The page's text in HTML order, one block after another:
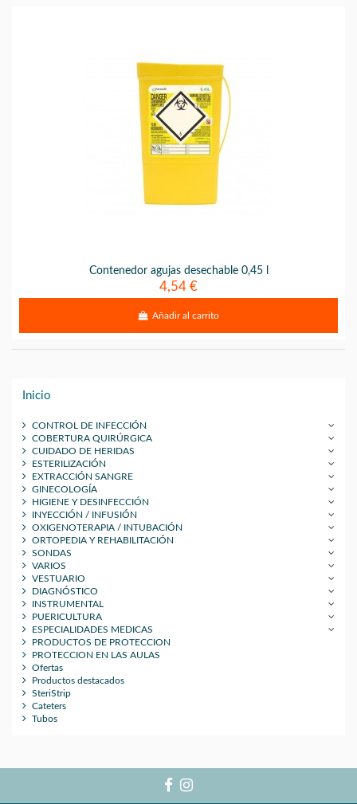
Contenedor agujas desechable 0,45 l
4,54 €
Añadir al carrito
Inicio
CONTROL DE INFECCIÓN
COBERTURA QUIRÚRGICA
CUIDADO DE HERIDAS
ESTERILIZACIÓN
EXTRACCIÓN SANGRE
GINECOLOGÍA
HIGIENE Y DESINFECCIÓN
INYECCIÓN / INFUSIÓN
OXIGENOTERAPIA / INTUBACIÓN
ORTOPEDIA Y REHABILITACIÓN
SONDAS
VARIOS
VESTUARIO
DIAGNÓSTICO
INSTRUMENTAL
PUERICULTURA
ESPECIALIDADES MEDICAS
PRODUCTOS DE PROTECCION
PROTECCION EN LAS AULAS
Ofertas
Productos destacados
SteriStrip
Cateters
Tubos